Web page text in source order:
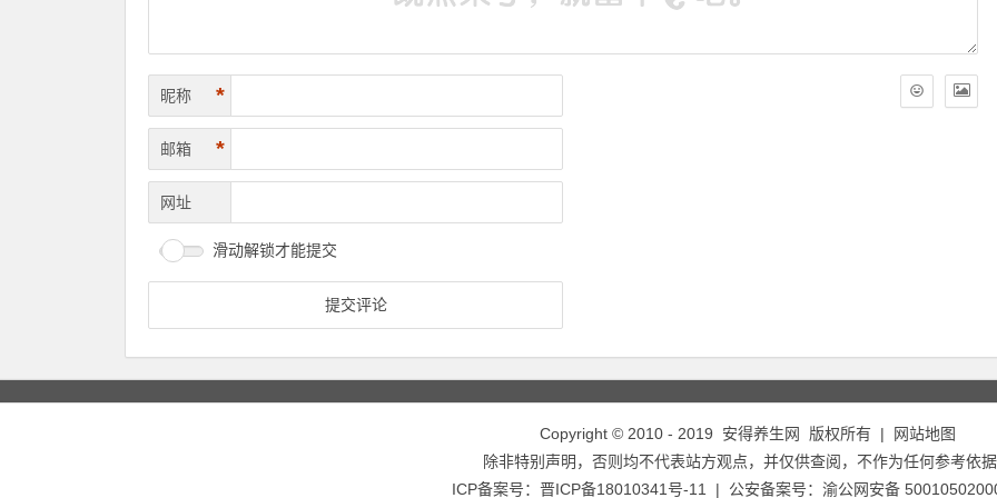
昵称 *
邮箱 *
网址
滑动解锁才能提交
Copyright © 2010 - 2019 安得养生网 版权所有 |
网站地图
除非特别声明，否则均不代表站方观点，并仅供查阅，不作为任何参考依据
ICP备案号： 晋ICP备18010341号-11 | 公安备案号： 渝公网安备